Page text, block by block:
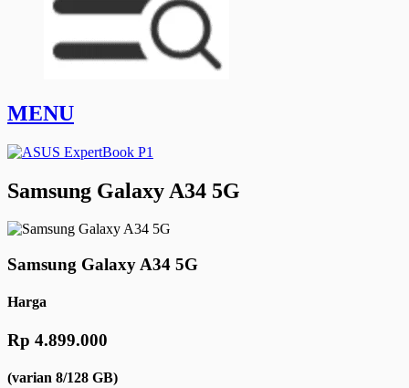
MENU
Samsung Galaxy A34 5G
Samsung Galaxy A34 5G
Harga
Rp 4.899.000
(varian 8/128 GB)